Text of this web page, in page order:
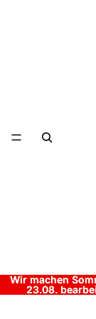
Wir machen
23.08.
Wir machen
23.08.